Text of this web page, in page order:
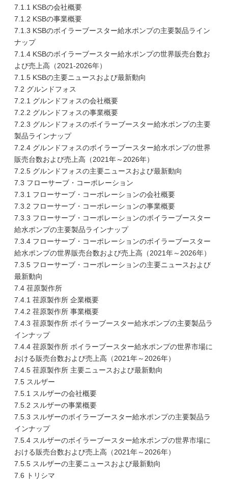
7.1.1 KSBの会社概要
7.1.2 KSBの事業概要
7.1.3 KSBのボイラーブースター給水ポンプの主要製品ライン
ナップ
7.1.4 KSBのボイラーブースター給水ポンプの世界販売台数お
よび売上高（2021-2026年）
7.1.5 KSBの主要ニュースおよび最新動向
7.2 グルンドフォス
7.2.1 グルンドフォスの会社概要
7.2.2 グルンドフォスの事業概要
7.2.3 グルンドフォスのボイラーブースター給水ポンプの主要
製品ラインナップ
7.2.4 グルンドフォスのボイラーブースター給水ポンプの世界
販売台数および売上高（2021年～2026年）
7.2.5 グルンドフォスの主要ニュースおよび最新動向
7.3 フローサーブ・コーポレーション
7.3.1 フローサーブ・コーポレーションの会社概要
7.3.2 フローサーブ・コーポレーションの事業概要
7.3.3 フローサーブ・コーポレーションのボイラーブースター
給水ポンプの主要製品ラインナップ
7.3.4 フローサーブ・コーポレーションのボイラーブースター
給水ポンプの世界販売台数および売上高（2021年～2026年）
7.3.5 フローサーブ・コーポレーションの主要ニュースおよび
最新動向
7.4 荏原製作所
7.4.1 荏原製作所 企業概要
7.4.2 荏原製作所 事業概要
7.4.3 荏原製作所 ボイラーブースター給水ポンプの主要製品ラ
インナップ
7.4.4 荏原製作所 ボイラーブースター給水ポンプの世界市場に
おける販売台数および売上高（2021年～2026年）
7.4.5 荏原製作所 主要ニュースおよび最新動向
7.5 スルザー
7.5.1 スルザーの会社概要
7.5.2 スルザーの事業概要
7.5.3 スルザーのボイラーブースター給水ポンプの主要製品ラ
インナップ
7.5.4 スルザーのボイラーブースター給水ポンプの世界市場に
おける販売台数および売上高（2021年～2026年）
7.5.5 スルザーの主要ニュースおよび最新動向
7.6 トリシマ